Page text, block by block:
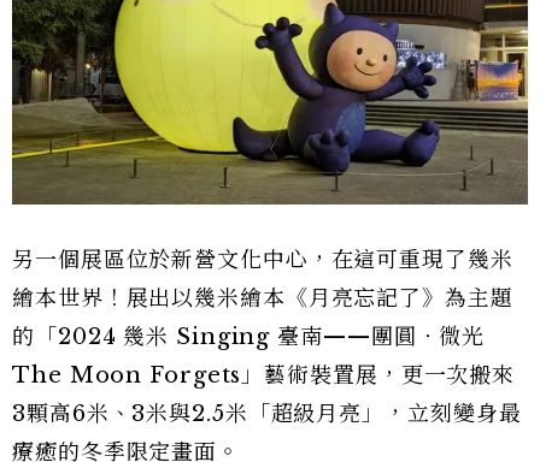
另一個展區位於新營文化中心，在這可重現了幾米
繪本世界！展出以幾米繪本《月亮忘記了》為主題
的「2024 幾米 Singing 臺南——團圓‧微光
The Moon Forgets」藝術裝置展，更一次搬來
3顆高6米、3米與2.5米「超級月亮」，立刻變身最
療癒的冬季限定畫面。